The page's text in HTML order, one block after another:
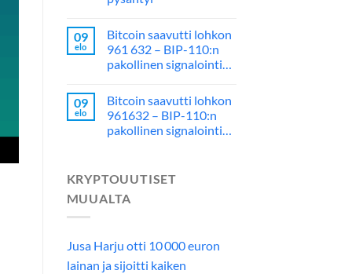
09
elo
Bitcoin saavutti lohkon
961 632 – BIP-110:n
pakollinen signalointi…
09
elo
Bitcoin saavutti lohkon
961632 – BIP-110:n
pakollinen signalointi…
KRYPTOUUTISET
MUUALTA
Jusa Harju otti 10 000 euron
lainan ja sijoitti kaiken